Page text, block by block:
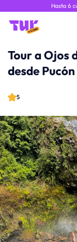
Hasta 6
Tour a Ojos
desde
5